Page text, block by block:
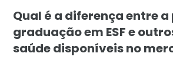
Qual é a diferença entre a
graduação em ESF e
saúde disponíveis no